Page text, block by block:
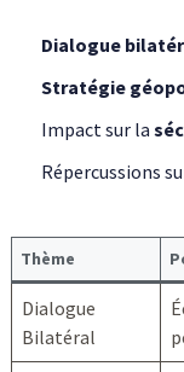
Dialogue
Stratégie
Impact sur la
Répercussions
Thème
Dialogue
Bilatéral